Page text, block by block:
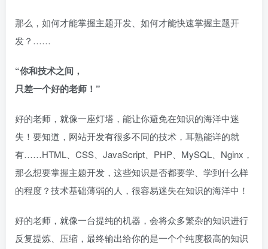
那么，如何才能掌握主题开发、如何才能快速掌握主题开
发？……
“你和技术之间，
只差一个好的老师！”
好的老师，就像一座灯塔，能让你避免在知识的海洋中迷
失！要知道，网站开发有很多不同的技术，耳熟能详的就
有……HTML、CSS、JavaScript、PHP、MySQL、Nginx，
那么想要掌握主题开发，这些知识是否都要学、学到什么样
的程度？技术基础薄弱的人，很容易迷失在知识的海洋中！
好的老师，就像一台提纯的机器，会将众多繁杂的知识进行
反复提炼、压缩，最终输出给你的是一个个纯度极高的知识